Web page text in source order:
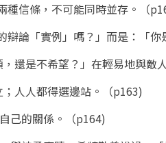
種信條，不可能同時並存。（
辯論「實例」嗎？」而是：「你
還是不希望？」在輕易地與敵
人人都得選邊站。（p163)
己的關係。（p164)